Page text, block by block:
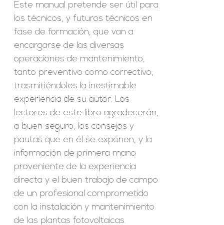
Este manual pretende ser útil para
los técnicos, y futuros técnicos en
fase de formación, que van a
encargarse de las diversas
operaciones de mantenimiento,
tanto preventivo como correctivo,
trasmitiéndoles la inestimable
experiencia de su autor. Los
lectores de este libro agradecerán,
a buen seguro, los consejos y
pautas que en él se exponen, y la
información de primera mano
proveniente de la experiencia
directa y el buen trabajo de campo
de un profesional comprometido
con la instalación y mantenimiento
de las plantas fotovoltaicas.